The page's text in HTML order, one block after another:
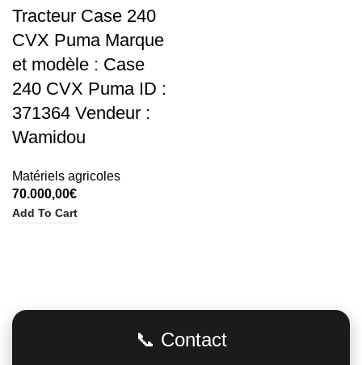
Tracteur Case 240
CVX Puma Marque
et modèle : Case
240 CVX Puma ID :
371364 Vendeur :
Wamidou
Matériels agricoles
70.000,00€
Add To Cart
📞 Contact